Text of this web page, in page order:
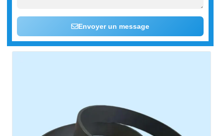
Envoyer un message